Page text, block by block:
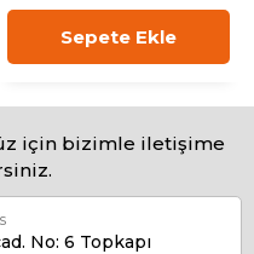
Sepete Ekle
için bizimle iletişime
No: 6 Topkapı